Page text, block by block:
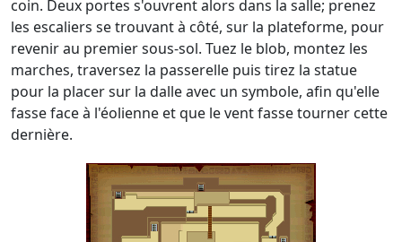
coin. Deux portes s'ouvrent alors dans la salle; prenez
les escaliers se trouvant à côté, sur la plateforme, pour
revenir au premier sous-sol. Tuez le blob, montez les
marches, traversez la passerelle puis tirez la statue
pour la placer sur la dalle avec un symbole, afin qu'elle
fasse face à l'éolienne et que le vent fasse tourner cette
dernière.